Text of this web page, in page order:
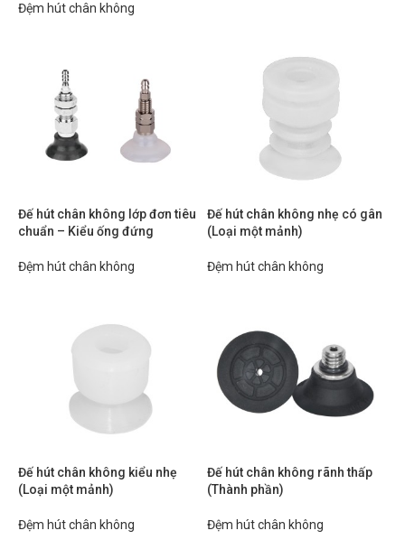
Đệm hút chân không
Đế hút chân không lớp đơn tiêu
chuẩn – Kiểu ống đứng
Đệm hút chân không
Đế hút chân không nhẹ có gân
(Loại một mảnh)
Đệm hút chân không
Đế hút chân không kiểu nhẹ
(Loại một mảnh)
Đệm hút chân không
Đế hút chân không rãnh thấp
(Thành phần)
Đệm hút chân không